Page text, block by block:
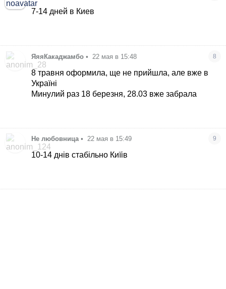
7-14 дней в Киев
ЯяяКакаджамбо • 22 мая в 15:48 8
8 травня оформила, ще не прийшла, але вже в
Україні
Минулий раз 18 березня, 28.03 вже забрала
Не любовница • 22 мая в 15:49 9
10-14 днів стабільно Киїів